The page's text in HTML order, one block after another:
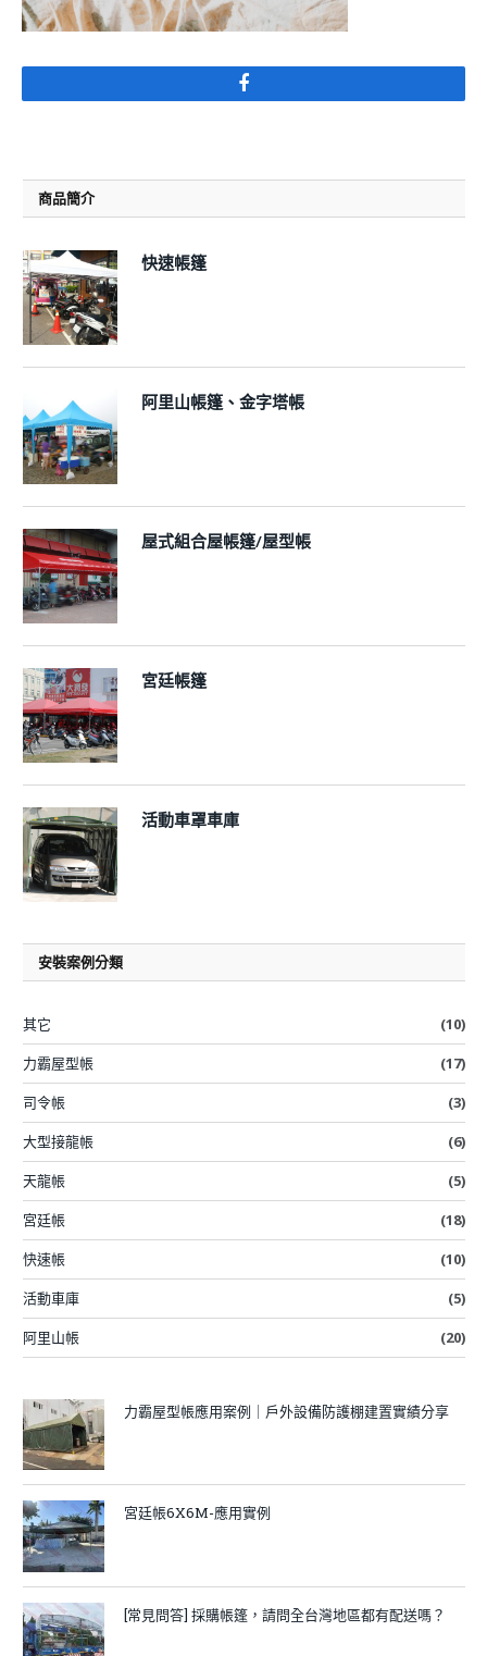
Facebook
商品簡介
快速帳篷
阿里山帳篷、金字塔帳
屋式組合屋帳篷/屋型帳
宮廷帳篷
活動車罩車庫
安裝案例分類
其它
(10)
力霸屋型帳
(17)
司令帳
(3)
大型接龍帳
(6)
天龍帳
(5)
宮廷帳
(18)
快速帳
(10)
活動車庫
(5)
阿里山帳
(20)
力霸屋型帳應用案例｜戶外設備防護棚建置實績分享
宮廷帳6X6M-應用實例
[常見問答] 採購帳篷，請問全台灣地區都有配送嗎？